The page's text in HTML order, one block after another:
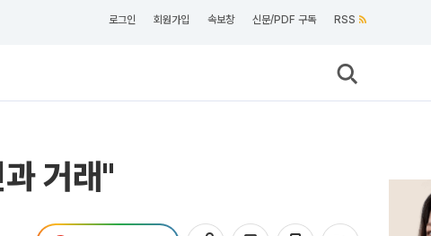
로그인 회원가입 속보창 신문/PDF 구독 RSS
거래"